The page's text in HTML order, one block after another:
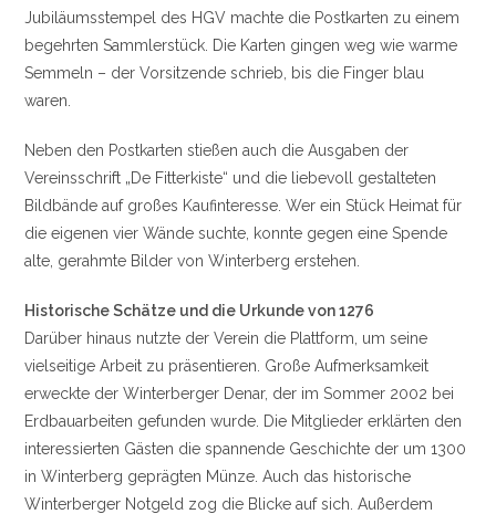
Jubiläumsstempel des HGV machte die Postkarten zu einem
begehrten Sammlerstück. Die Karten gingen weg wie warme
Semmeln – der Vorsitzende schrieb, bis die Finger blau
waren.
Neben den Postkarten stießen auch die Ausgaben der
Vereinsschrift „De Fitterkiste“ und die liebevoll gestalteten
Bildbände auf großes Kaufinteresse. Wer ein Stück Heimat für
die eigenen vier Wände suchte, konnte gegen eine Spende
alte, gerahmte Bilder von Winterberg erstehen.
Historische Schätze und die Urkunde von 1276
Darüber hinaus nutzte der Verein die Plattform, um seine
vielseitige Arbeit zu präsentieren. Große Aufmerksamkeit
erweckte der Winterberger Denar, der im Sommer 2002 bei
Erdbauarbeiten gefunden wurde. Die Mitglieder erklärten den
interessierten Gästen die spannende Geschichte der um 1300
in Winterberg geprägten Münze. Auch das historische
Winterberger Notgeld zog die Blicke auf sich. Außerdem